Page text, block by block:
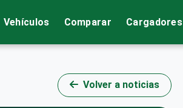
Vehículos Comparar Cargadores
Volver a noticias